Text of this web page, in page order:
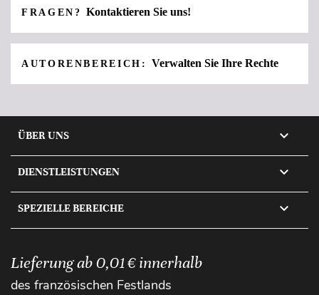
FRAGEN?Kontaktieren Sie uns!
AUTORENBEREICH:Verwalten Sie Ihre Rechte
ÜBER UNS 
DIENSTLEISTUNGEN 
SPEZIELLE BEREICHE 
Lieferung ab 0,01 € innerhalb
des französischen Festlands